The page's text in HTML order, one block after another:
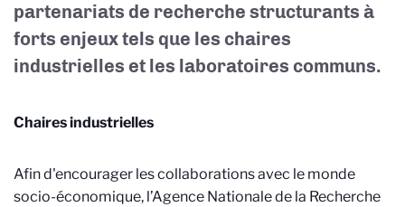
partenariats de recherche structurants à
forts enjeux tels que les chaires
industrielles et les laboratoires communs.
Chaires industrielles
Afin d'encourager les collaborations avec le monde
socio-économique, l’Agence Nationale de la Recherche